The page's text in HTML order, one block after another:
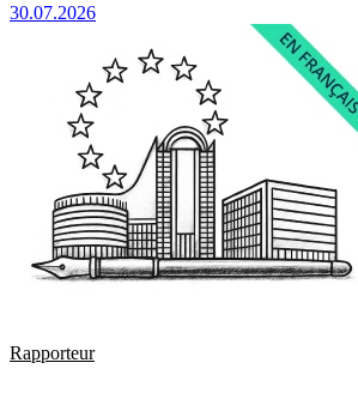
30.07.2026
Rapporteur